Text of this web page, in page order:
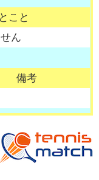
こと
ん
備考